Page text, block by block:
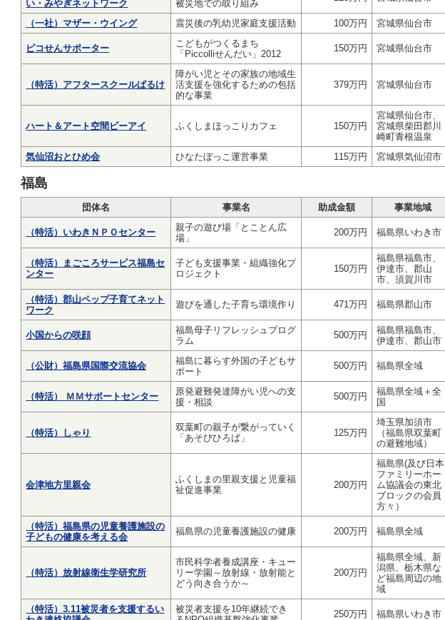
い・みやぎネットワーク
被災地での取り組み
（一社）マザー・ウイング 震災後の乳幼児家庭支援活動 100万円 宮城県仙台市
ピコせんサポーター
こどもがつくるまち
「Piccolliせんだい」2012
150万円 宮城県仙台市
（特活）アフタースクールぱるけ
障がい児とその家族の地域生
活支援を強化するための包括
的な事業
379万円 宮城県仙台市
ハート＆アート空間ビーアイ ふくしまほっこりカフェ 150万円
宮城県仙台市、
宮城県柴田郡川
崎町青根温泉
気仙沼おとひめ会 ひなたぼっこ運営事業 115万円 宮城県気仙沼市
福島
団体名 事業名 助成金額 事業地域
（特活）いわきＮＰＯセンター
親子の遊び場「とことん広
場」
200万円 福島県いわき市
（特活）まごころサービス福島セ
ンター
子ども支援事業・組織強化プ
ロジェクト
150万円
福島県福島市、
伊達市、郡山
市、須賀川市
（特活）郡山ペップ子育てネット
ワーク
遊びを通した子育ち環境作り 471万円 福島県郡山市
小国からの咲顔
福島母子リフレッシュプログ
ラム
500万円
福島県福島市、
伊達市、郡山市
（公財）福島県国際交流協会
福島に暮らす外国の子どもサ
ポート
500万円 福島県全域
（特活） ＭＭサポートセンター
原発避難発達障がい児への支
援・相談
500万円
福島県全域＋全
国
（特活）しゃり
双葉町の親子が繋がっていく
「あそびひろば」
125万円
埼玉県加須市
（福島県双葉町
の避難地域）
会津地方里親会
ふくしまの里親支援と児童福
祉促進事業
200万円
福島県(及び日本
ファミリーホー
ム協議会の東北
ブロックの会員
方々）
（特活）福島県の児童養護施設の
子どもの健康を考える会
福島県の児童養護施設の健康 200万円 福島県全域
（特活）放射線衛生学研究所
市民科学者養成講座・キュー
リー学園～放射線・放射能と
どう向き合うか～
200万円
福島県全域、新
潟県、栃木県な
ど福島周辺の地
域
（特活）3.11被災者を支援するい
被災者支援を10年継続でき
250万円 福島県いわき市